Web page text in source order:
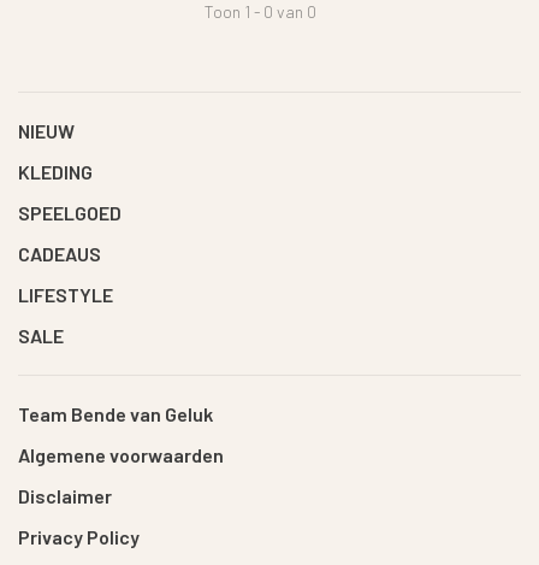
Toon 1 - 0 van 0
NIEUW
KLEDING
SPEELGOED
CADEAUS
LIFESTYLE
SALE
Team Bende van Geluk
Algemene voorwaarden
Disclaimer
Privacy Policy